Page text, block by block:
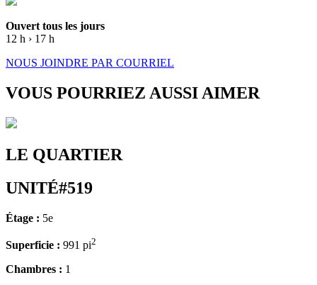
Ouvert tous les jours
12 h › 17 h
NOUS JOINDRE PAR COURRIEL
VOUS POURRIEZ AUSSI AIMER
LE QUARTIER
UNITÉ#519
Étage : 5e
Superficie : 991 pi2
Chambres : 1